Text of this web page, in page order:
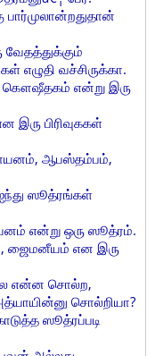
எழுதி வச்சிருக்கா.
கௌஷீதகம் என்று இரு
இரு பிரிவுககள்
ஆபஸ்தம்பம்,
ஸூத்ரங்கள்
என்று ஒரு ஸூத்ரம்.
ஜைமனீயம் என இரு
என்ன சொல்ற,
சொல்றியா?
ஸூத்ரப்படி